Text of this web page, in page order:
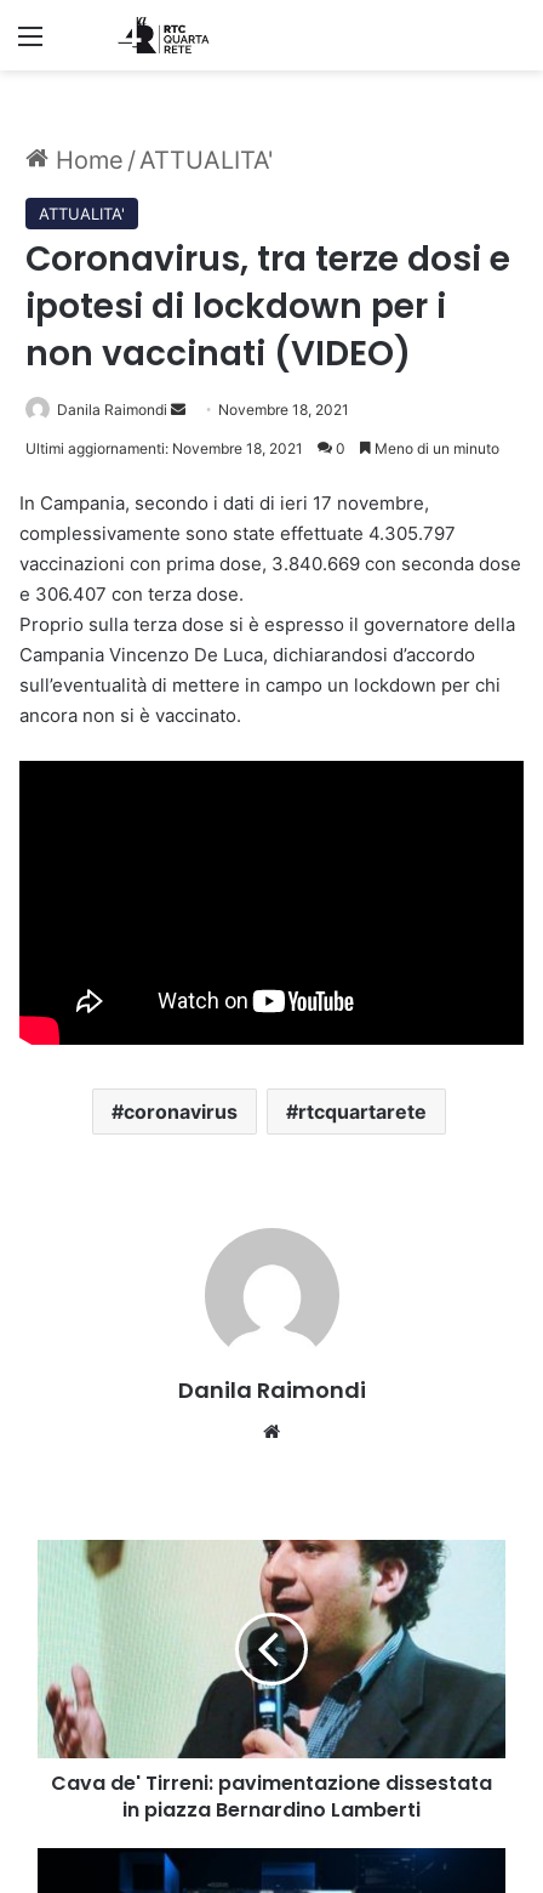
Menu
Home /ATTUALITA'
ATTUALITA'
Coronavirus, tra terze dosi e
ipotesi di lockdown per i
non vaccinati (VIDEO)
Danila Raimondi
Invia Novembre 18, 2021
Ultimi aggiornamenti: Novembre 18, 2021 0 Meno di un minuto
In Campania, secondo i dati di ieri 17 novembre,
complessivamente sono state effettuate 4.305.797
vaccinazioni con prima dose, 3.840.669 con seconda dose
e 306.407 con terza dose.
Proprio sulla terza dose si è espresso il governatore della
Campania Vincenzo De Luca, dichiarandosi d’accordo
sull’eventualità di mettere in campo un lockdown per chi
ancora non si è vaccinato.
coronavirus rtcquartarete
Danila Raimondi
Cava
in
piazza
Bernardino
Lamberti
Cava de' Tirreni: pavimentazione dissestata
in piazza Bernardino Lamberti